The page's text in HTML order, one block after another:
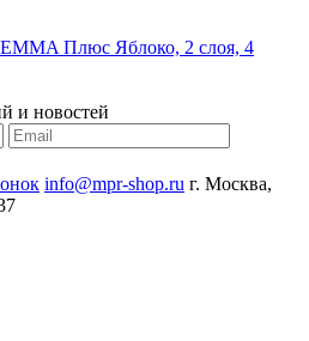
Плюс Яблоко, 2 слоя, 4
и новостей
info@mpr-shop.ru г. Москва,